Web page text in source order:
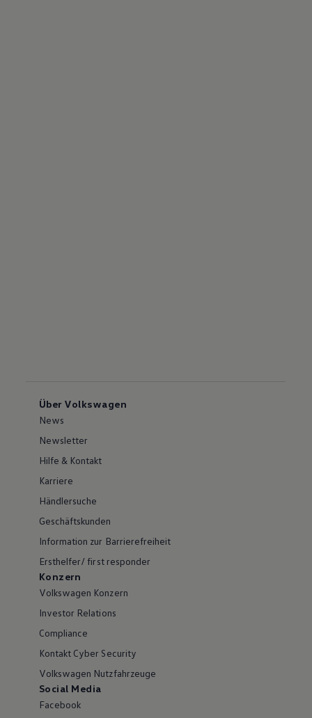
Über Volkswagen
News
Newsletter
Hilfe & Kontakt
Karriere
Händlersuche
Geschäftskunden
Information zur Barrierefreiheit
Ersthelfer/ first responder
Konzern
Volkswagen Konzern
Investor Relations
Compliance
Kontakt Cyber Security
Volkswagen Nutzfahrzeuge
Social Media
Facebook